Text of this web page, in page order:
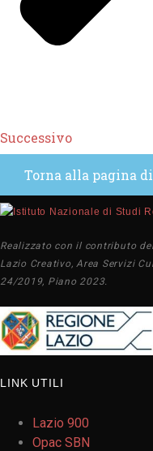
Successivo
Torna alla pagina
Realizzato con il contributo
Lazio Creativo, Area Servizi
24/2019, Piano 2023.
LINK UTILI
Lazio 900
Opac SBN